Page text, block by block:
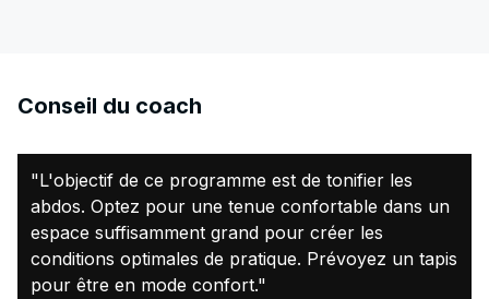
Conseil du coach
"L'objectif de ce programme est de tonifier les
abdos. Optez pour une tenue confortable dans un
espace suffisamment grand pour créer les
conditions optimales de pratique. Prévoyez un tapis
pour être en mode confort."